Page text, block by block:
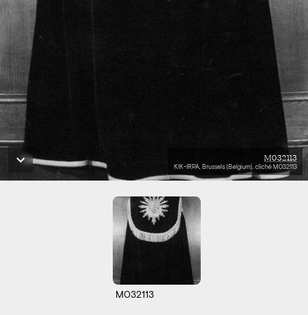
M032113
KIK-IRPA, Brussels (Belgium), cliché M032113
M032113